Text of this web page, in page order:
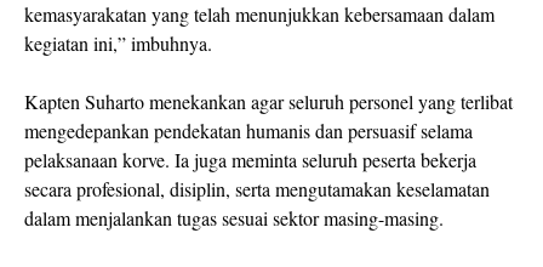
kemasyarakatan yang telah menunjukkan kebersamaan dalam
kegiatan ini,” imbuhnya.
Kapten Suharto menekankan agar seluruh personel yang terlibat
mengedepankan pendekatan humanis dan persuasif selama
pelaksanaan korve. Ia juga meminta seluruh peserta bekerja
secara profesional, disiplin, serta mengutamakan keselamatan
dalam menjalankan tugas sesuai sektor masing-masing.